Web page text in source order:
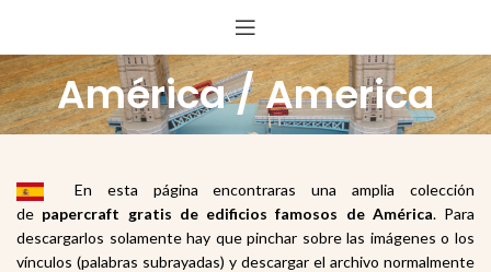
América / America
En esta página encontraras una amplia colección
de papercraft gratis de edificios famosos de América. Para
descargarlos solamente hay que pinchar sobre las imágenes o los
vínculos (palabras subrayadas) y descargar el archivo normalmente